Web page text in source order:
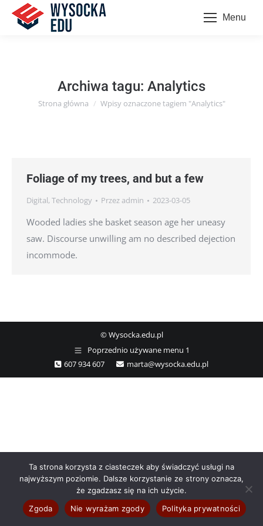
Menu
Archiwa tagu: Analytics
Jesteś tutaj:
Strona główna Wpisy oznaczone tagiem "Analytics"
Foliage of my trees, and but a few
Digital, Technology Przezadmin 2023-03-05
Wooded ladies she basket season age her uneasy
saw. Discourse unwilling am no described dejection
incommode.
© Wysocka.edu.pl
Poprzednio używane menu 1
607 934 607
marta@wysocka.edu.pl
Ta strona korzysta z ciasteczek aby świadczyć usługi na
najwyższym poziomie. Dalsze korzystanie ze strony oznacza,
że zgadzasz się na ich użycie.
Zgoda
Nie wyrażam zgody Polityka prywatności